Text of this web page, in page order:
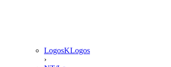
LogosKLogos
›